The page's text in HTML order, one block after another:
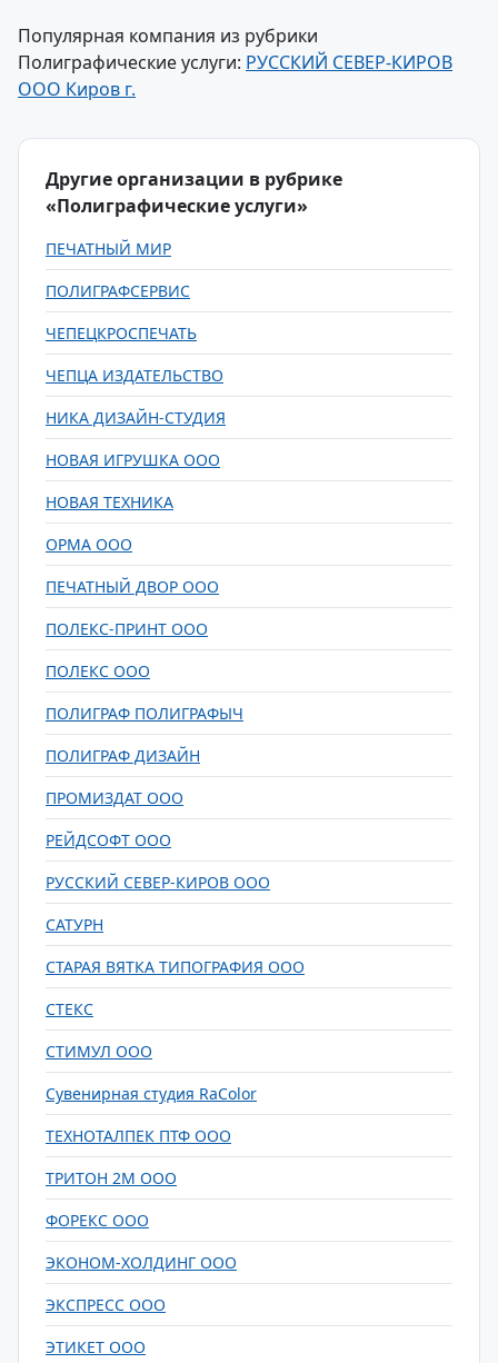
Популярная компания из рубрики
Полиграфические услуги: РУССКИЙ СЕВЕР-КИРОВ
ООО Киров г.
Другие организации в рубрике
«Полиграфические услуги»
ПЕЧАТНЫЙ МИР
ПОЛИГРАФСЕРВИС
ЧЕПЕЦКРОСПЕЧАТЬ
ЧЕПЦА ИЗДАТЕЛЬСТВО
НИКА ДИЗАЙН-СТУДИЯ
НОВАЯ ИГРУШКА ООО
НОВАЯ ТЕХНИКА
ОРМА ООО
ПЕЧАТНЫЙ ДВОР ООО
ПОЛЕКС-ПРИНТ ООО
ПОЛЕКС ООО
ПОЛИГРАФ ПОЛИГРАФЫЧ
ПОЛИГРАФ ДИЗАЙН
ПРОМИЗДАТ ООО
РЕЙДСОФТ ООО
РУССКИЙ СЕВЕР-КИРОВ ООО
САТУРН
СТАРАЯ ВЯТКА ТИПОГРАФИЯ ООО
СТЕКС
СТИМУЛ ООО
Сувенирная студия RaColor
ТЕХНОТАЛПЕК ПТФ ООО
ТРИТОН 2М ООО
ФОРЕКС ООО
ЭКОНОМ-ХОЛДИНГ ООО
ЭКСПРЕСС ООО
ЭТИКЕТ ООО